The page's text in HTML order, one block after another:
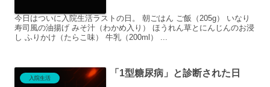
今日はついに入院生活ラストの日。 朝ごはん ご飯（205g） いなり
寿司風の油揚げ みそ汁（わかめ入り） ほうれん草とにんじんのお浸
し ふりかけ（たらこ味） 牛乳（200ml） ...
入院生活 「1型糖尿病」と診断された日